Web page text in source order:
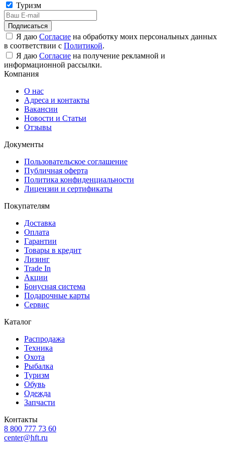
Туризм
Подписаться
Я даю Согласие на обработку моих персональных данных
в соответствии с Политикой.
Я даю Согласие на получение рекламной и
информационной рассылки.
Компания
О нас
Адреса и контакты
Вакансии
Новости и Статьи
Отзывы
Документы
Пользовательское соглашение
Публичная оферта
Политика конфиденциальности
Лицензии и сертификаты
Покупателям
Доставка
Оплата
Гарантии
Товары в кредит
Лизинг
Trade In
Акции
Бонусная система
Подарочные карты
Сервис
Каталог
Распродажа
Техника
Охота
Рыбалка
Туризм
Обувь
Одежда
Запчасти
Контакты
8 800 777 73 60
center@hft.ru